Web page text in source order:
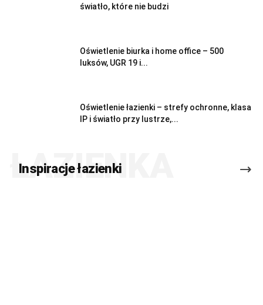
światło, które nie budzi
Oświetlenie biurka i home office – 500
luksów, UGR 19 i...
Oświetlenie łazienki – strefy ochronne, klasa
IP i światło przy lustrze,...
Inspiracje łazienki
ŁAZIENKA